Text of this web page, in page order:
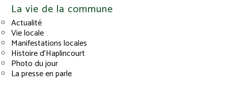
La vie de la commune
Actualité
Vie locale
Manifestations locales
Histoire d’Haplincourt
Photo du jour
La presse en parle